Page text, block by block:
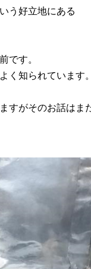
う好立地にある
です。
く知られています。
すがそのお話はま